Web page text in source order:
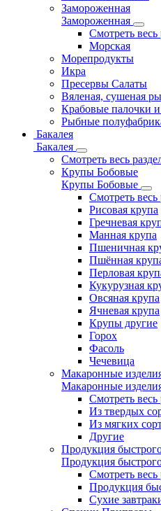
Замороженная
Замороженная
Смотреть весь
Морская
Морепродукты
Икра
Пресервы Салаты
Вяленая, сушеная
Крабовые палочки
Рыбные
Бакалея
Бакалея
Смотреть весь
Крупы Бобовые
Крупы Бобовые
Смотреть весь
Рисовая крупа
Гречневая
Манная крупа
Пшеничная
Пшённая
Перловая
Кукурузная
Овсяная крупа
Ячневая крупа
Крупы другие
Горох
Фасоль
Чечевица
Макаронные
Макаронные
Смотреть весь
Из твердых
Из мягких
Другие
Продукция
Продукция
Смотреть весь
Продукция
Сухие